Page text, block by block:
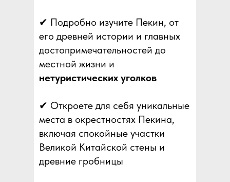
✔ Подробно изучите Пекин, от
его древней истории и главных
достопримечательностей до
местной жизни и
нетуристических уголков
✔ Откроете для себя уникальные
места в окрестностях Пекина,
включая спокойные участки
Великой Китайской стены и
древние гробницы